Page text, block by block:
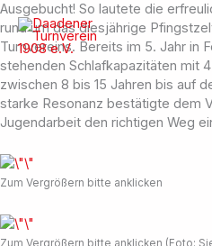
Zum
Inhalt
springen
Ausgebucht! So lautete die
rund um das diesjährige
Turnvereins. Bereits im 5. Jahr in
stehenden Schlafkapazitäten mit
zwischen 8 bis 15 Jahren bis auf
starke Resonanz bestätigte dem
Jugendarbeit den richtigen Weg
Zum Vergrößern bitte anklicken
Zum Vergrößern bitte anklicken (Foto: